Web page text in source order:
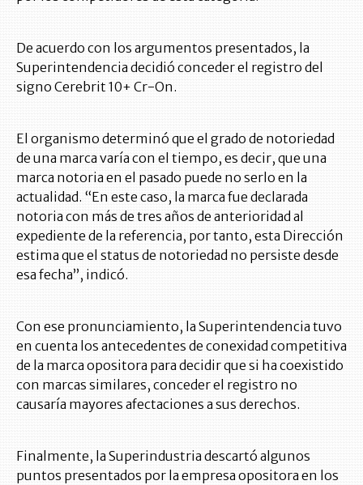
De acuerdo con los argumentos presentados, la
Superintendencia decidió conceder el registro del
signo Cerebrit 10+ Cr-On.
El organismo determinó que el grado de notoriedad
de una marca varía con el tiempo, es decir, que una
marca notoria en el pasado puede no serlo en la
actualidad. “En este caso, la marca fue declarada
notoria con más de tres años de anterioridad al
expediente de la referencia, por tanto, esta Dirección
estima que el status de notoriedad no persiste desde
esa fecha”, indicó.
Con ese pronunciamiento, la Superintendencia tuvo
en cuenta los antecedentes de conexidad competitiva
de la marca opositora para decidir que si ha coexistido
con marcas similares, conceder el registro no
causaría mayores afectaciones a sus derechos.
Finalmente, la Superindustria descartó algunos
puntos presentados por la empresa opositora en los